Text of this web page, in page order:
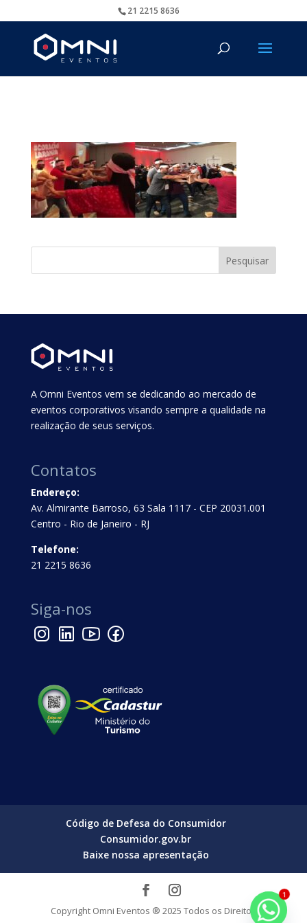
21 2215 8636
A Omni Eventos vem se dedicando ao mercado de
eventos corporativos visando sempre a qualidade na
realização de seus serviços.
Contatos
Endereço:
Av. Almirante Barroso, 63 Sala 1117 - CEP 20031.001
Centro - Rio de Janeiro - RJ
Telefone:
21 2215 8636
Siga-nos
Código de Defesa do Consumidor
Consumidor.gov.br
Baixe nossa apresentação
Copyright Omni Eventos ® 2025 Todos os Direitos
1